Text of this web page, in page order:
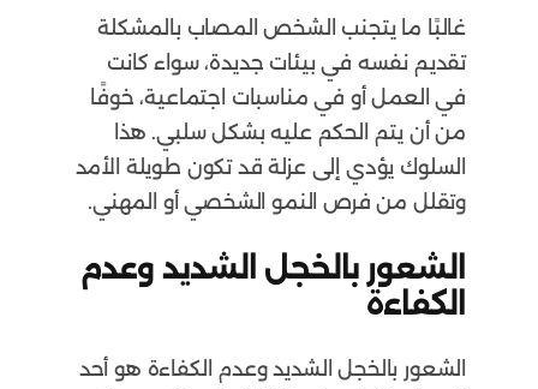
غالبًا ما يتجنب الشخص المصاب بالمشكلة
تقديم نفسه في بيئات جديدة، سواء كانت
في العمل أو في مناسبات اجتماعية، خوفًا
من أن يتم الحكم عليه بشكل سلبي. هذا
السلوك يؤدي إلى عزلة قد تكون طويلة الأمد
وتقلل من فرص النمو الشخصي أو المهني.
الشعور بالخجل الشديد وعدم
الكفاءة
الشعور بالخجل الشديد وعدم الكفاءة هو أحد